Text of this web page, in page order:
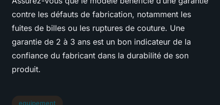
contre les défauts de fabrication, notamment les
fuites de billes ou les ruptures de couture. Une
garantie de 2 à 3 ans est un bon indicateur de la
confiance du fabricant dans la durabilité de son
produit.
equipement